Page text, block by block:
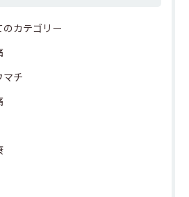
のカテゴリー
マチ